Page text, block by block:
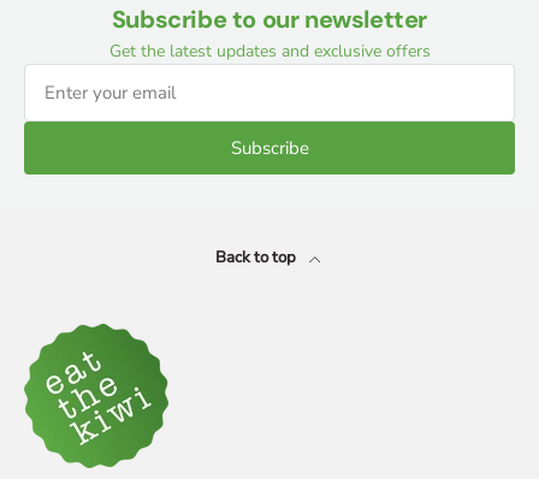
Subscribe to our newsletter
Get the latest updates and exclusive offers
Subscribe
Back to top